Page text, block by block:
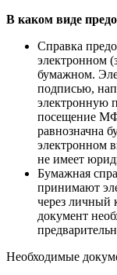
В каком виде
Справка
электронном
бумажном.
подписью,
электронную
посещение
равнозначна
электронном
не имеет
Бумажная
принимают
через личный
документ
Необходимые